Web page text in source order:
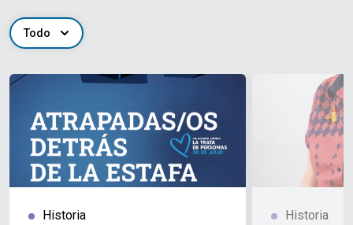
Todo
Historia Historia